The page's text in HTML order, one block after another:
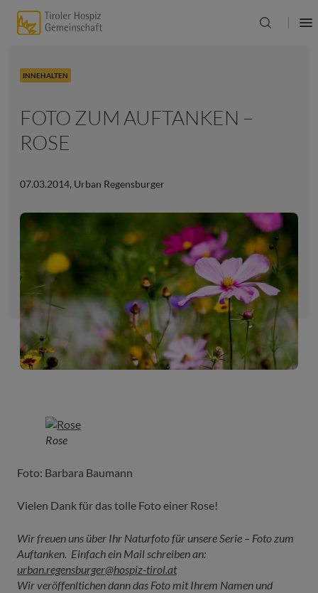
INNEHALTEN
FOTO ZUM AUFTANKEN –
ROSE
07.03.2014, Urban Regensburger
Rose
Foto: Barbara Baumann
Vielen Dank für das tolle Foto einer Rose!
Wir freuen uns über Ihr Naturfoto für unsere Serie – Foto zum
Auftanken. Einfach ein Mail schreiben an:
urban.regensburger@hospiz-tirol.at
Wir veröffenltichen dann das Foto mit Ihrem Namen und